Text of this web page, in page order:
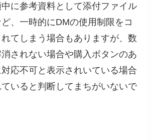
に参考資料として添付ファイル
、一時的にDMの使用制限をコ
てしまう場合もありますが、数
されない場合や購入ボタンのあ
応不可と表示されいている場合
いると判断してまちがいないで